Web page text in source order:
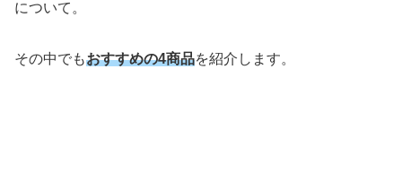
について。
その中でもおすすめの4商品を紹介します。